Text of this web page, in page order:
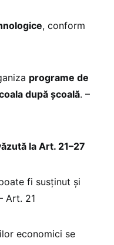
, conform
programe de
după școală. –
la Art. 21–27
fi susținut și
Art. 21
economici se